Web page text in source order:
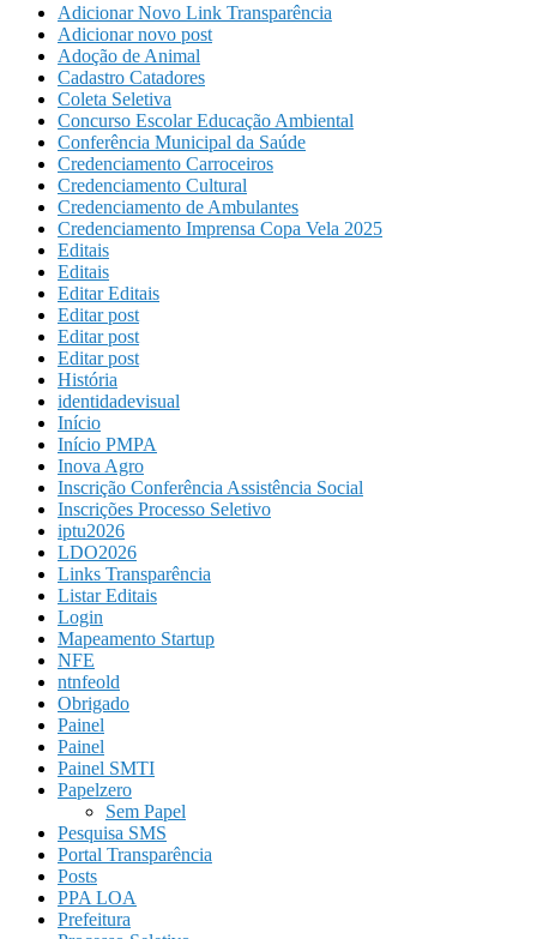
Adicionar Novo Link Transparência
Adicionar novo post
Adoção de Animal
Cadastro Catadores
Coleta Seletiva
Concurso Escolar Educação Ambiental
Conferência Municipal da Saúde
Credenciamento Carroceiros
Credenciamento Cultural
Credenciamento de Ambulantes
Credenciamento Imprensa Copa Vela 2025
Editais
Editais
Editar Editais
Editar post
Editar post
Editar post
História
identidadevisual
Início
Início PMPA
Inova Agro
Inscrição Conferência Assistência Social
Inscrições Processo Seletivo
iptu2026
LDO2026
Links Transparência
Listar Editais
Login
Mapeamento Startup
NFE
ntnfeold
Obrigado
Painel
Painel
Painel SMTI
Papelzero
Sem Papel
Pesquisa SMS
Portal Transparência
Posts
PPA LOA
Prefeitura